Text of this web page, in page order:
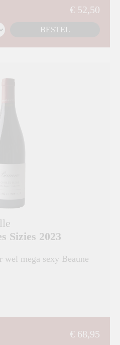
€ 52,50
BESTEL
Sizies 2023
wel mega sexy Beaune
€ 68,95